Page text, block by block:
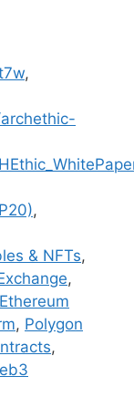
,
,
& NFTs,
,
Ethereum
, Polygon
,